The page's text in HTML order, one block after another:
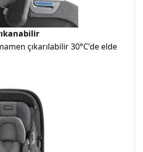
çıkarılabilir 30°C'de elde